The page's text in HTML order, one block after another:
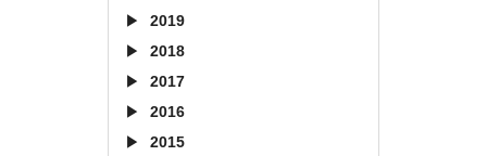
2019
2018
2017
2016
2015